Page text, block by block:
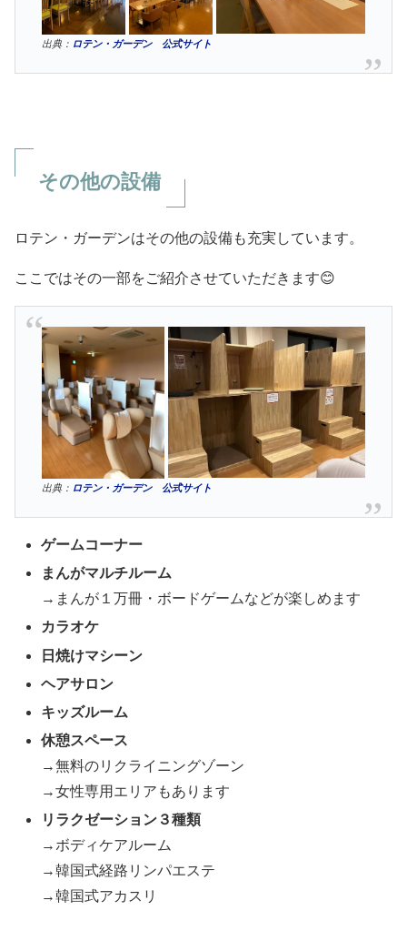
出典： ロテン・ガーデン 公式サイト
その他の設備
ロテン・ガーデンはその他の設備も充実しています。
ここではその一部をご紹介させていただきます😊
出典： ロテン・ガーデン 公式サイト
ゲームコーナー
まんがマルチルーム
→まんが１万冊・ボードゲームなどが楽しめます
カラオケ
日焼けマシーン
ヘアサロン
キッズルーム
休憩スペース
→無料のリクライニングゾーン
→女性専用エリアもあります
リラクゼーション３種類
→ボディケアルーム
→韓国式経路リンパエステ
→韓国式アカスリ